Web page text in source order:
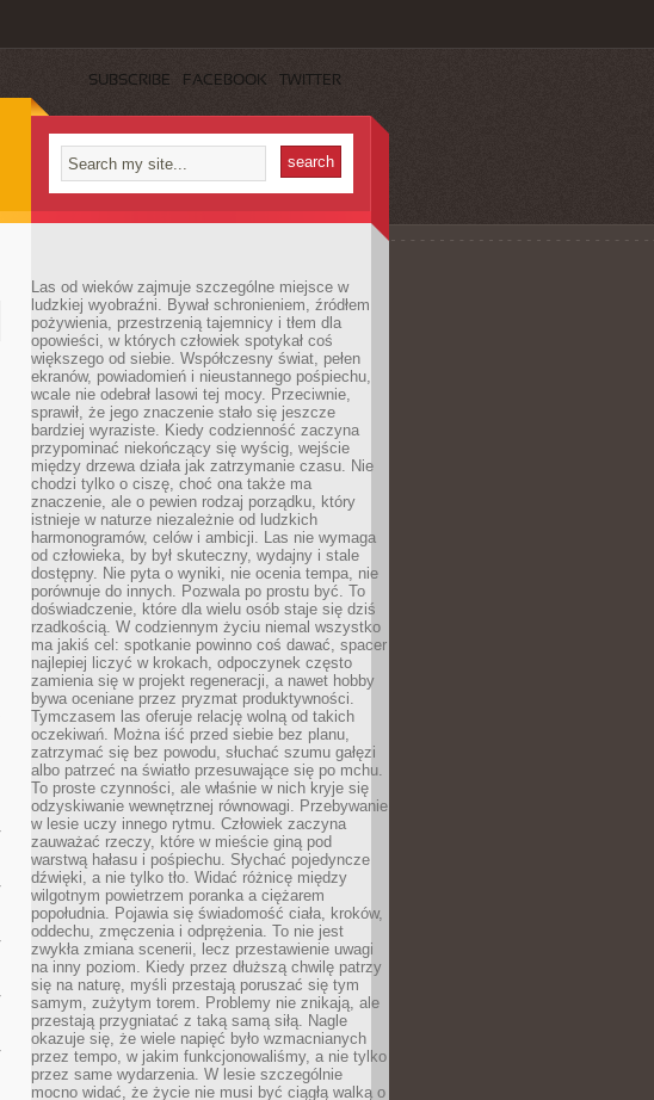
SUBSCRIBE FACEBOOK TWITTER
Las od wieków zajmuje szczególne miejsce w
ludzkiej wyobraźni. Bywał schronieniem, źródłem
pożywienia, przestrzenią tajemnicy i tłem dla
opowieści, w których człowiek spotykał coś
większego od siebie. Współczesny świat, pełen
ekranów, powiadomień i nieustannego pośpiechu,
wcale nie odebrał lasowi tej mocy. Przeciwnie,
sprawił, że jego znaczenie stało się jeszcze
bardziej wyraziste. Kiedy codzienność zaczyna
przypominać niekończący się wyścig, wejście
między drzewa działa jak zatrzymanie czasu. Nie
chodzi tylko o ciszę, choć ona także ma
znaczenie, ale o pewien rodzaj porządku, który
istnieje w naturze niezależnie od ludzkich
harmonogramów, celów i ambicji. Las nie wymaga
od człowieka, by był skuteczny, wydajny i stale
dostępny. Nie pyta o wyniki, nie ocenia tempa, nie
porównuje do innych. Pozwala po prostu być. To
doświadczenie, które dla wielu osób staje się dziś
rzadkością. W codziennym życiu niemal wszystko
ma jakiś cel: spotkanie powinno coś dawać, spacer
najlepiej liczyć w krokach, odpoczynek często
zamienia się w projekt regeneracji, a nawet hobby
bywa oceniane przez pryzmat produktywności.
Tymczasem las oferuje relację wolną od takich
oczekiwań. Można iść przed siebie bez planu,
zatrzymać się bez powodu, słuchać szumu gałęzi
albo patrzeć na światło przesuwające się po mchu.
To proste czynności, ale właśnie w nich kryje się
odzyskiwanie wewnętrznej równowagi. Przebywanie
w lesie uczy innego rytmu. Człowiek zaczyna
zauważać rzeczy, które w mieście giną pod
warstwą hałasu i pośpiechu. Słychać pojedyncze
dźwięki, a nie tylko tło. Widać różnicę między
wilgotnym powietrzem poranka a ciężarem
popołudnia. Pojawia się świadomość ciała, kroków,
oddechu, zmęczenia i odprężenia. To nie jest
zwykła zmiana scenerii, lecz przestawienie uwagi
na inny poziom. Kiedy przez dłuższą chwilę patrzy
się na naturę, myśli przestają poruszać się tym
samym, zużytym torem. Problemy nie znikają, ale
przestają przygniatać z taką samą siłą. Nagle
okazuje się, że wiele napięć było wzmacnianych
przez tempo, w jakim funkcjonowaliśmy, a nie tylko
przez same wydarzenia. W lesie szczególnie
mocno widać, że życie nie musi być ciągłą walką o